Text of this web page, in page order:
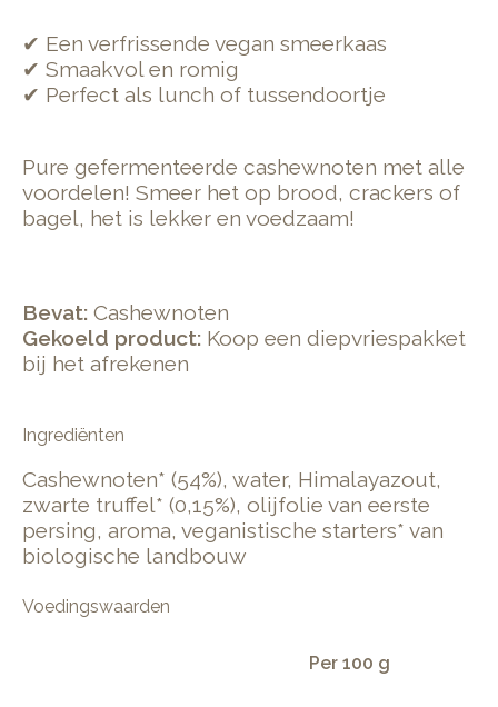
✔ Een verfrissende vegan smeerkaas
✔ Smaakvol en romig
✔ Perfect als lunch of tussendoortje
Pure gefermenteerde cashewnoten met alle
voordelen! Smeer het op brood, crackers of
bagel, het is lekker en voedzaam!
Bevat: Cashewnoten
Gekoeld product: Koop een diepvriespakket
bij het afrekenen
Ingrediënten
Cashewnoten* (54%), water, Himalayazout,
zwarte truffel* (0,15%), olijfolie van eerste
persing, aroma, veganistische starters* van
biologische landbouw
Voedingswaarden
Per 100 g